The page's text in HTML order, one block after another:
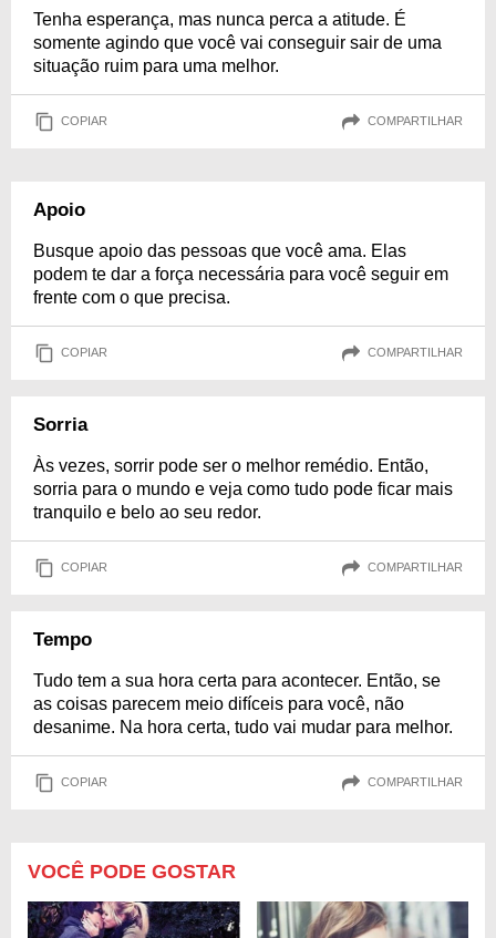
Tenha esperança, mas nunca perca a atitude. É
somente agindo que você vai conseguir sair de uma
situação ruim para uma melhor.
COPIAR COMPARTILHAR
Apoio
Busque apoio das pessoas que você ama. Elas
podem te dar a força necessária para você seguir em
frente com o que precisa.
COPIAR COMPARTILHAR
Sorria
Às vezes, sorrir pode ser o melhor remédio. Então,
sorria para o mundo e veja como tudo pode ficar mais
tranquilo e belo ao seu redor.
COPIAR COMPARTILHAR
Tempo
Tudo tem a sua hora certa para acontecer. Então, se
as coisas parecem meio difíceis para você, não
desanime. Na hora certa, tudo vai mudar para melhor.
COPIAR COMPARTILHAR
VOCÊ PODE GOSTAR